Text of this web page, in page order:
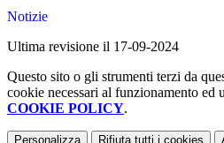
Notizie
Ultima revisione il 17-09-2024
Questo sito o gli strumenti terzi da
cookie necessari al funzionamento
COOKIE POLICY.
Personalizza Rifiuta tutti i cookies